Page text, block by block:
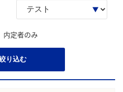
内定者のみ
り込む